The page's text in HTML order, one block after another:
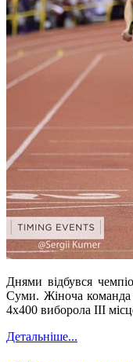
Днями відбувся
Суми. Жіноча команда
4х400 виборола ІІІ
Детальніше...